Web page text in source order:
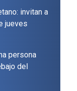
invitan a
jueves
persona
del